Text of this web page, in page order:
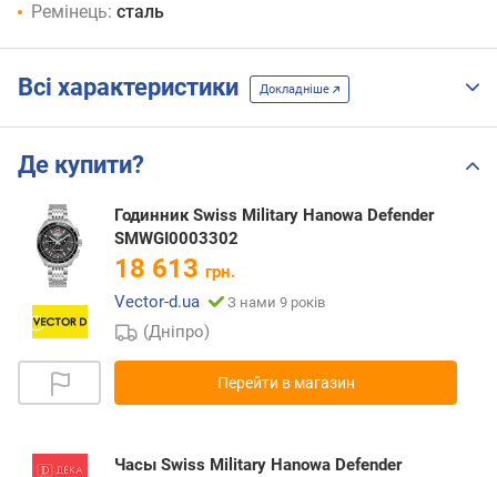
Ремінець: сталь
Всі характеристики Докладніше
Де купити?
Годинник Swiss Military Hanowa Defender
SMWGI0003302
18 613 грн.
Vector-d.ua
З нами 9 років
(Дніпро)
Перейти в магазин
Часы Swiss Military Hanowa Defender